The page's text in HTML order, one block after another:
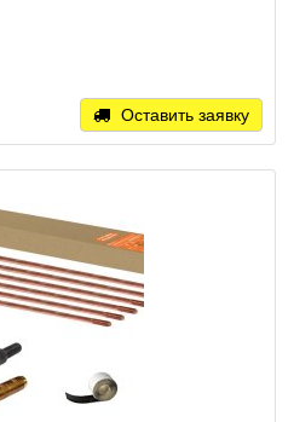
Оставить заявку